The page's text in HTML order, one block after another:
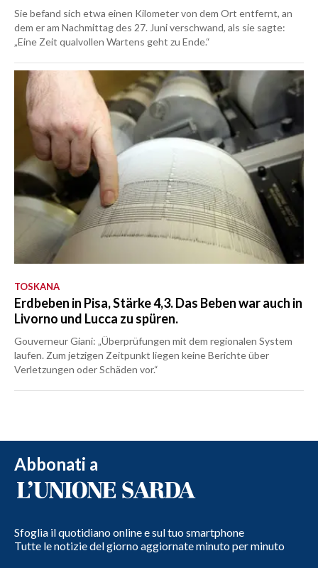
Sie befand sich etwa einen Kilometer von dem Ort entfernt, an
dem er am Nachmittag des 27. Juni verschwand, als sie sagte:
„Eine Zeit qualvollen Wartens geht zu Ende.“
TOSKANA
Erdbeben in Pisa, Stärke 4,3. Das Beben war auch in
Livorno und Lucca zu spüren.
Gouverneur Giani: „Überprüfungen mit dem regionalen System
laufen. Zum jetzigen Zeitpunkt liegen keine Berichte über
Verletzungen oder Schäden vor.“
Abbonati a
Sfoglia il quotidiano online e sul tuo smartphone
Tutte le notizie del giorno aggiornate minuto per minuto